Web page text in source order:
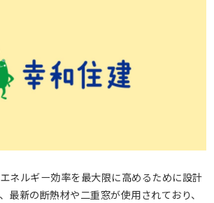
ネルギー効率を最大限に高めるために設計
最新の断熱材や二重窓が使用されており、